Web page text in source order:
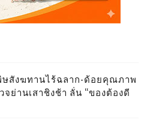
สังฆทานไร้ฉลาก-ด้อยคุณภาพ
ย่านเสาชิงช้า ลั่น “ของต้องดี